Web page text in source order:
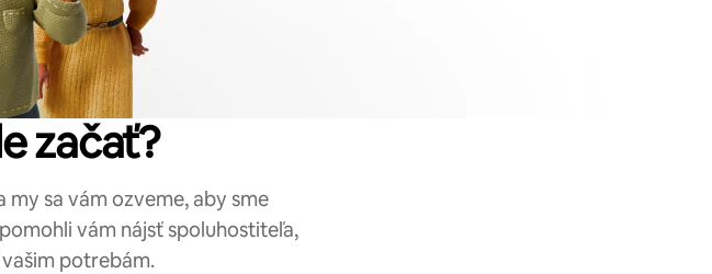
začať?
sa vám ozveme, aby sme
vám nájsť spoluhostiteľa,
potrebám.